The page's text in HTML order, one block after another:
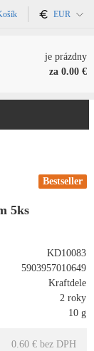
EUR
je prázdny
za 0.00 €
Bestseller
5ks
KD10083
5903957010649
Kraftdele
2 roky
10 g
0.60 € bez DPH